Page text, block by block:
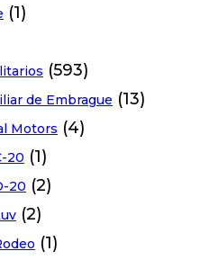
(1)
(593)
de Embrague (13)
Motors (4)
20 (1)
20 (2)
(2)
(1)